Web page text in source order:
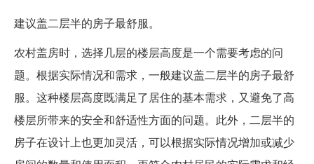
建议盖二层半的房子最舒服。
农村盖房时，选择几层的楼层高度是一个需要考虑的问
题。根据实际情况和需求，一般建议盖二层半的房子最舒
服。这种楼层高度既满足了居住的基本需求，又避免了高
楼层所带来的安全和舒适性方面的问题。此外，二层半的
房子在设计上也更加灵活，可以根据实际情况增加或减少